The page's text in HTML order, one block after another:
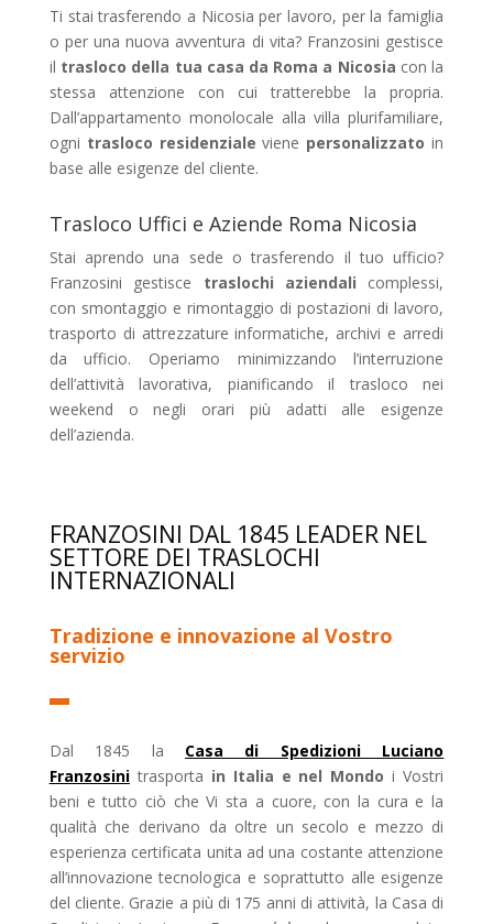
Ti stai trasferendo a Nicosia per lavoro, per la famiglia
o per una nuova avventura di vita? Franzosini gestisce
il trasloco della tua casa da Roma a Nicosia con la
stessa attenzione con cui tratterebbe la propria.
Dall’appartamento monolocale alla villa plurifamiliare,
ogni trasloco residenziale viene personalizzato in
base alle esigenze del cliente.
Trasloco Uffici e Aziende Roma Nicosia
Stai aprendo una sede o trasferendo il tuo ufficio?
Franzosini gestisce traslochi aziendali complessi,
con smontaggio e rimontaggio di postazioni di lavoro,
trasporto di attrezzature informatiche, archivi e arredi
da ufficio. Operiamo minimizzando l’interruzione
dell’attività lavorativa, pianificando il trasloco nei
weekend o negli orari più adatti alle esigenze
dell’azienda.
FRANZOSINI DAL 1845 LEADER NEL
SETTORE DEI TRASLOCHI
INTERNAZIONALI
Tradizione e innovazione al Vostro
servizio
Dal 1845 la Casa di Spedizioni Luciano
Franzosinitrasporta in Italia e nel Mondo i Vostri
beni e tutto ciò che Vi sta a cuore, con la cura e la
qualità che derivano da oltre un secolo e mezzo di
esperienza certificata unita ad una costante attenzione
all’innovazione tecnologica e soprattutto alle esigenze
del cliente. Grazie a più di 175 anni di attività, la Casa di